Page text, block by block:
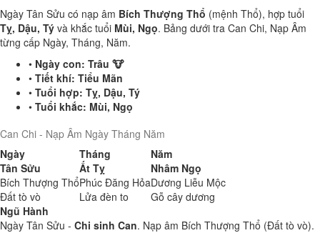
Ngày Tân Sửu có nạp âm Bích Thượng Thổ (mệnh Thổ), hợp tuổi
Tỵ, Dậu, Tý và khắc tuổi Mùi, Ngọ. Bảng dưới tra Can Chi, Nạp Âm
từng cấp Ngày, Tháng, Năm.
• Ngày con: Trâu 🐮
• Tiết khí: Tiểu Mãn
• Tuổi hợp: Tỵ, Dậu, Tý
• Tuổi khắc: Mùi, Ngọ
Can Chi - Nạp Âm Ngày Tháng Năm
Ngày
Tháng
Năm
Tân Sửu
Ất Tỵ
Nhâm Ngọ
Bích Thượng ThổPhúc Đăng HỏaDương Liễu Mộc
Đất tò vò
Lửa đèn to
Gỗ cây dương
Ngũ Hành
Ngày Tân Sửu - Chi sinh Can. Nạp âm Bích Thượng Thổ (Đất tò vò).